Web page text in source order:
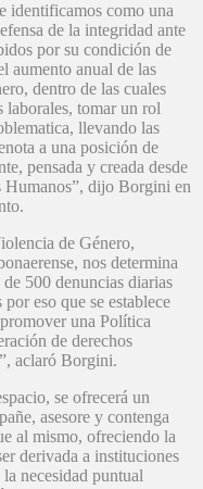
identificamos como una
de la integridad ante
por su condición de
aumento anual de las
dentro de las cuales
tomar un rol
llevando las
a una posición de
pensada y creada desde
Humanos”, dijo Borgini en
de Género,
nos determina
500 denuncias diarias
eso que se establece
una Política
de derechos
aclaró Borgini.
se ofrecerá un
asesore y contenga
al mismo, ofreciendo la
derivada a instituciones
necesidad puntual